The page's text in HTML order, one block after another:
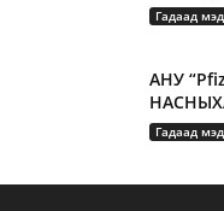
Гадаад
АНУ
Гадаад